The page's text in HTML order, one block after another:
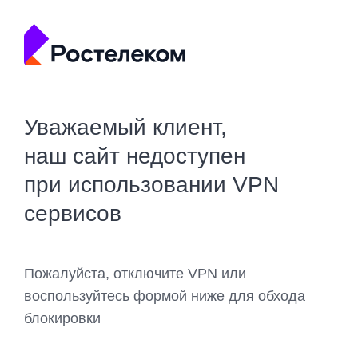
Уважаемый клиент,
наш сайт недоступен
при использовании VPN
сервисов
Пожалуйста, отключите VPN или
воспользуйтесь формой ниже для обхода
блокировки